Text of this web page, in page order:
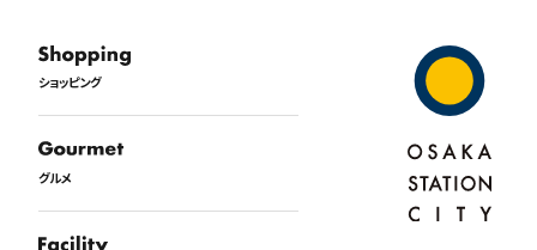
ショッピング
グルメ